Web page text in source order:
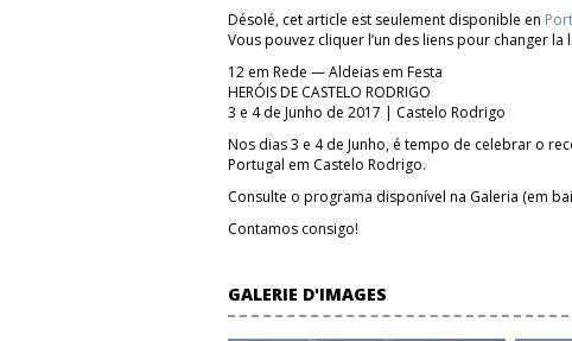
Désolé, cet article est seulement disponible en
Vous pouvez cliquer l’un des liens pour changer
12 em Rede — Aldeias em Festa
HERÓIS DE CASTELO RODRIGO
3 e 4 de Junho de 2017 | Castelo Rodrigo
Nos dias 3 e 4 de Junho, é tempo de celebrar o
Portugal em Castelo Rodrigo.
Consulte o programa disponível na Galeria (em
Contamos consigo!
GALERIE D'IMAGES